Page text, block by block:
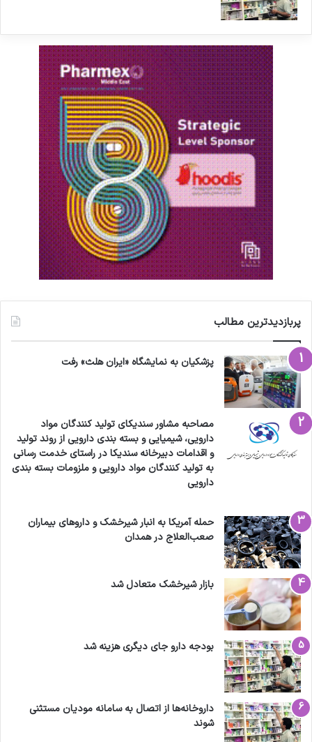
پربازدیدترین مطالب
پزشکیان به نمایشگاه «ایران هلث» رفت
مصاحبه مشاور سندیکای تولید کنندگان مواد
دارویی، شیمیایی و بسته بندی دارویی از روند تولید
و اقدامات دبیرخانه سندیکا در راستای خدمت رسانی
به تولید کنندگان مواد دارویی و ملزومات بسته بندی
دارویی
حمله آمریکا به انبار شیرخشک و داروهای بیماران
صعب‌العلاج در همدان
بازار شیرخشک متعادل شد
بودجه دارو جای دیگری هزینه شد
داروخانه‌ها از اتصال به سامانه مودیان مستثنی
شوند